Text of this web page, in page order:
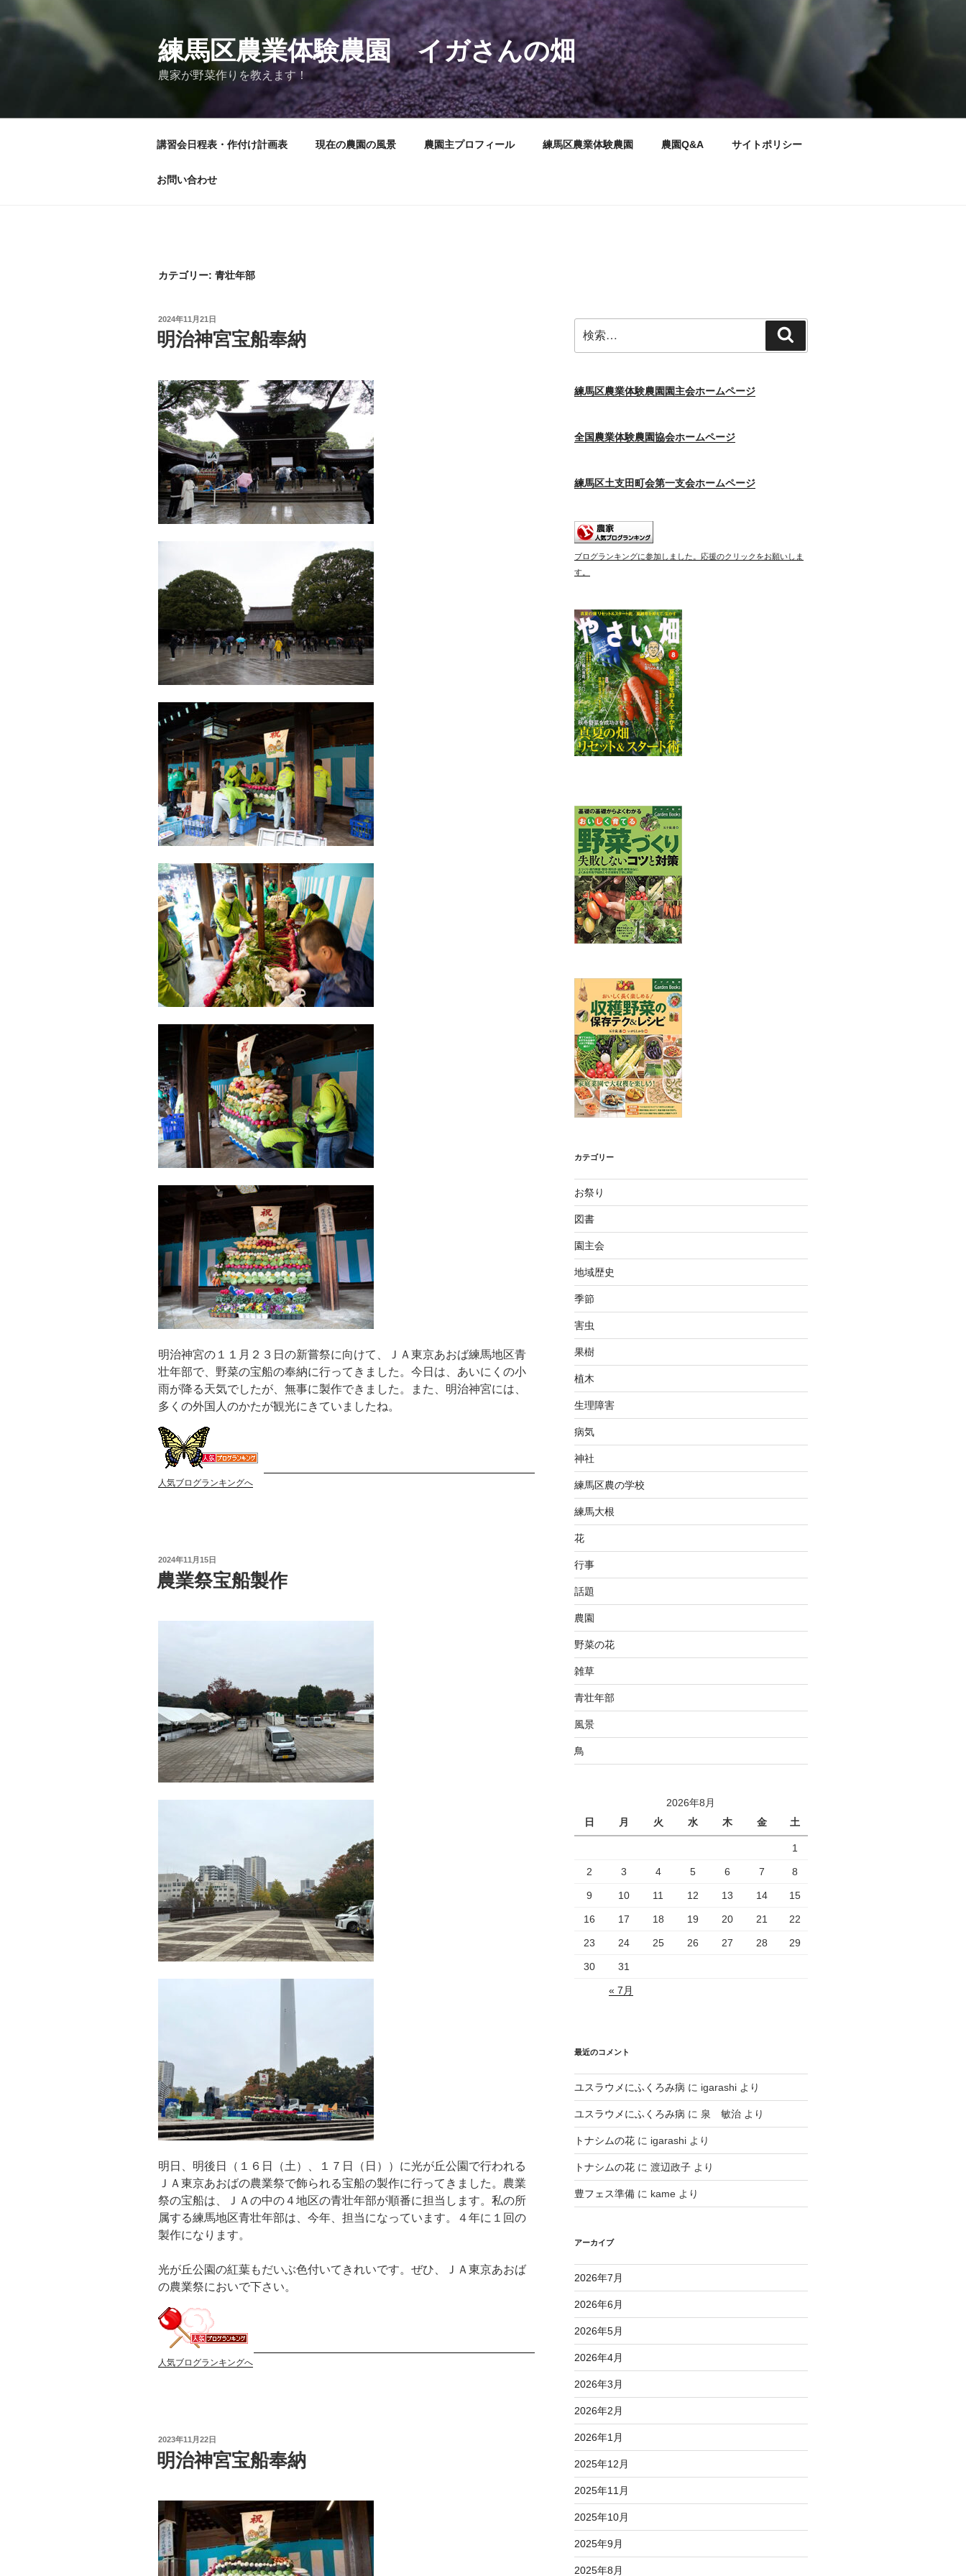
ン
練馬区農業体験農園 イガさんの畑
農家が野菜作りを教えます！
講習会日程表・作付け計画表 現在の農園の風景 農園主プロフィール 練馬区農業体験農園 農園Q&A サイトポリシー
お問い合わせ
カテゴリー: 青壮年部
投
稿
日:
2024年11月21日
明治神宮宝船奉納
明治神宮の１１月２３日の新嘗祭に向けて、ＪＡ東京あおば練馬地区青
壮年部で、野菜の宝船の奉納に行ってきました。今日は、あいにくの小
雨が降る天気でしたが、無事に製作できました。また、明治神宮には、
多くの外国人のかたが観光にきていましたね。
人気ブログランキングへ
投
稿
日:
2024年11月15日
農業祭宝船製作
明日、明後日（１６日（土）、１７日（日））に光が丘公園で行われる
ＪＡ東京あおばの農業祭で飾られる宝船の製作に行ってきました。農業
祭の宝船は、ＪＡの中の４地区の青壮年部が順番に担当します。私の所
属する練馬地区青壮年部は、今年、担当になっています。４年に１回の
製作になります。
光が丘公園の紅葉もだいぶ色付いてきれいです。ぜひ、ＪＡ東京あおば
の農業祭においで下さい。
人気ブログランキングへ
投
稿
日:
2023年11月22日
明治神宮宝船奉納
索:
索
練馬区農業体験農園園主会ホームページ
全国農業体験農園協会ホームページ
練馬区土支田町会第一支会ホームページ
ブログランキングに参加しました。応援のクリックをお願いしま
す。
カテゴリー
お祭り
図書
園主会
地域歴史
季節
害虫
果樹
植木
生理障害
病気
神社
練馬区農の学校
練馬大根
花
行事
話題
農園
野菜の花
雑草
青壮年部
風景
鳥
2026年8月
日
月 火 水 木 金 土
1
2 3 4 5 6 7 8
9 10 11 12 13 14 15
16 17 18 19 20 21 22
23 24 25 26 27 28 29
30 31
« 7月
最近のコメント
ユスラウメにふくろみ病 に igarashiより
ユスラウメにふくろみ病 に 泉 敏治より
トナシムの花に igarashiより
トナシムの花に 渡辺政子より
豊フェス準備に kameより
アーカイブ
2026年7月
2026年6月
2026年5月
2026年4月
2026年3月
2026年2月
2026年1月
2025年12月
2025年11月
2025年10月
2025年9月
2025年8月